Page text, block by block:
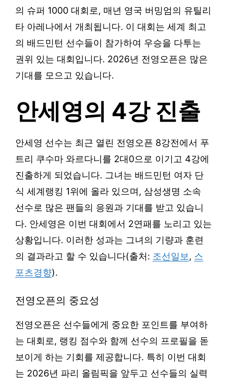
의 슈퍼 1000 대회로, 매년 영국 버밍엄의 유틸리
타 아레나에서 개최됩니다. 이 대회는 세계 최고
의 배드민턴 선수들이 참가하여 우승을 다투는
권위 있는 대회입니다. 2026년 전영오픈은 많은
기대를 모으고 있습니다.
안세영의 4강 진출
안세영 선수는 최근 열린 전영오픈 8강전에서 푸
트리 쿠수마 와르다니를 2대0으로 이기고 4강에
진출하게 되었습니다. 그녀는 배드민턴 여자 단
식 세계랭킹 1위에 올라 있으며, 삼성생명 소속
선수로 많은 팬들의 응원과 기대를 받고 있습니
다. 안세영은 이번 대회에서 2연패를 노리고 있는
상황입니다. 이러한 성과는 그녀의 기량과 훈련
의 결과라고 할 수 있습니다(출처: 조선일보 , 스
포츠경향).
전영오픈의 중요성
전영오픈은 선수들에게 중요한 포인트를 부여하
는 대회로, 랭킹 점수와 함께 선수의 프로필을 돋
보이게 하는 기회를 제공합니다. 특히 이번 대회
는 2026년 파리 올림픽을 앞두고 선수들의 실력